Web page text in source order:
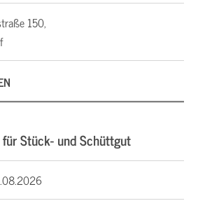
150,
Stück- und Schüttgut